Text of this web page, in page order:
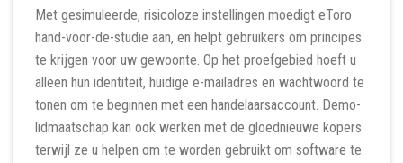
Met gesimuleerde, risicoloze instellingen moedigt eToro
hand-voor-de-studie aan, en helpt gebruikers om principes
te krijgen voor uw gewoonte. Op het proefgebied hoeft u
alleen hun identiteit, huidige e-mailadres en wachtwoord te
tonen om te beginnen met een handelaarsaccount. Demo-
lidmaatschap kan ook werken met de gloednieuwe kopers
terwijl ze u helpen om te worden gebruikt om software te